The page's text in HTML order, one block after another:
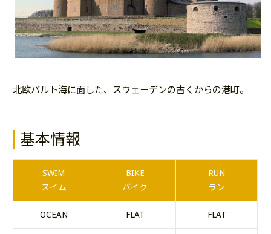
北欧バルト海に面した、スウェーデンの古くからの港町。
基本情報
SWIM
スイム
BIKE
バイク
RUN
ラン
OCEAN FLAT FLAT